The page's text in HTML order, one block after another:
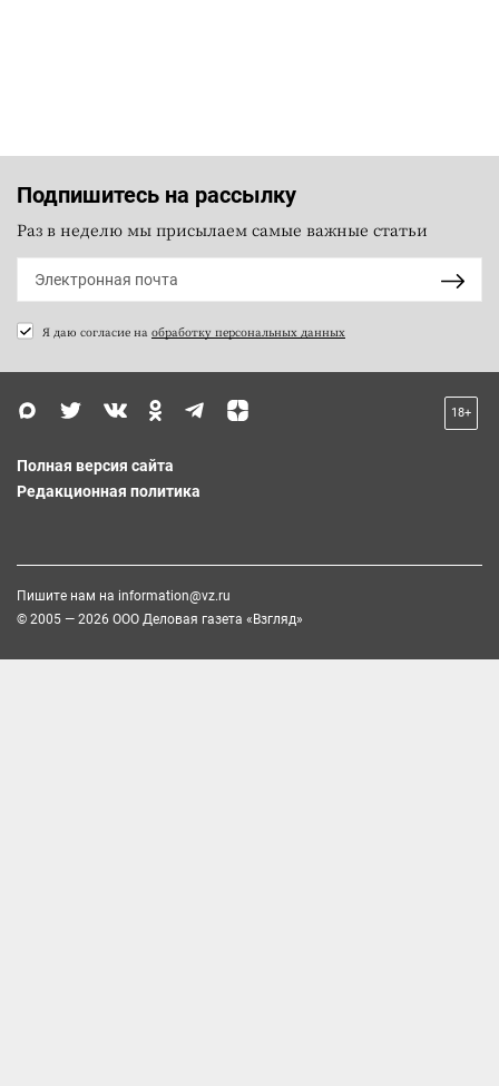
Подпишитесь на рассылку
Раз в неделю мы присылаем самые важные статьи
Я даю согласие на обработку персональных данных
18+
Полная версия сайта
Редакционная политика
Пишите нам на information@vz.ru
© 2005 — 2026 ООО Деловая газета «Взгляд»